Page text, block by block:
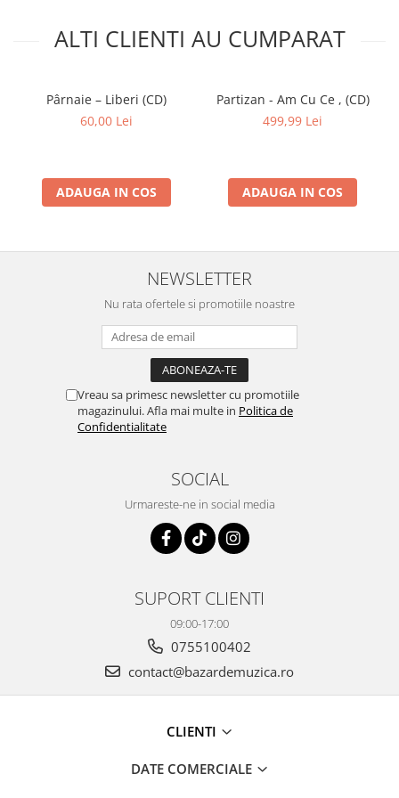
ALTI CLIENTI AU CUMPARAT
Pârnaie – Liberi (CD)
60,00 Lei
ADAUGA IN COS
Partizan - Am Cu Ce , (CD)
499,99 Lei
ADAUGA IN COS
NEWSLETTER
Nu rata ofertele si promotiile noastre
Vreau sa primesc newsletter cu promotiile
magazinului. Afla mai multe in Politica de
Confidentialitate
SOCIAL
Urmareste-ne in social media
SUPORT CLIENTI
09:00-17:00
0755100402
contact@bazardemuzica.ro
CLIENTI
DATE COMERCIALE